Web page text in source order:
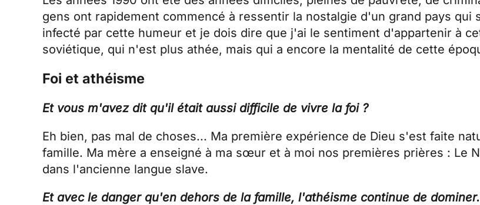
gens ont rapidement commencé à ressentir la nostalgie d'un grand pays qui
infecté par cette humeur et je dois dire que j'ai le sentiment d'appartenir à
soviétique, qui n'est plus athée, mais qui a encore la mentalité de cette
Foi et athéisme
Et vous m'avez dit qu'il était aussi difficile de vivre la foi ?
Eh bien, pas mal de choses... Ma première expérience de Dieu s'est faite
famille. Ma mère a enseigné à ma sœur et à moi nos premières prières : Le
dans l'ancienne langue slave.
Et avec le danger qu'en dehors de la famille, l'athéisme continue de